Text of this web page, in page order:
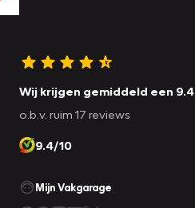
Wij krijgen gemiddeld een 9.4
o.b.v. ruim 17 reviews
9.4/10
Mijn Vakgarage